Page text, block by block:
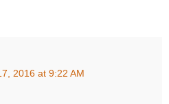
2016 at 9:22 AM